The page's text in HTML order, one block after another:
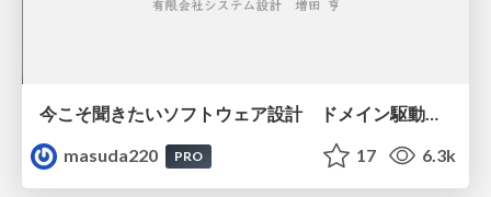
今こそ聞きたいソフトウェア設計 ドメイン駆動設計再入門
masuda220
PRO 17 6.3k